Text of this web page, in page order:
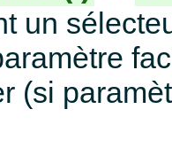
un
(si